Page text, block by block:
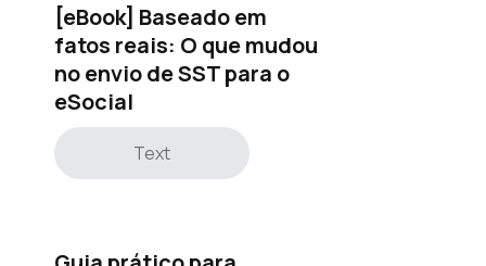
[eBook] Baseado em
fatos reais: O que mudou
no envio de SST para o
eSocial
Text